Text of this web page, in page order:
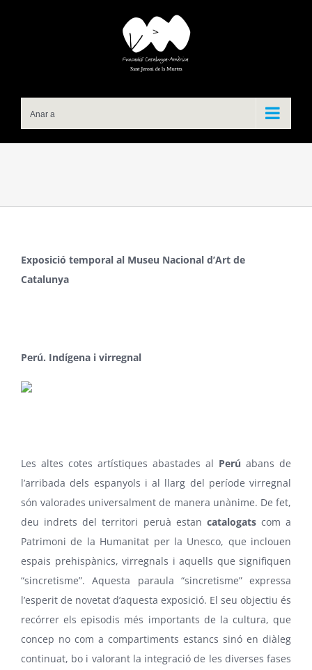
Anar a
Exposició temporal al Museu Nacional d’Art de
Catalunya
Perú. Indígena i virregnal
Les altes cotes artístiques abastades al Perú abans de
l’arribada dels espanyols i al llarg del període virregnal
són valorades universalment de manera unànime. De fet,
deu indrets del territori peruà estan catalogatscom a
Patrimoni de la Humanitat per la Unesco, que inclouen
espais prehispànics, virregnals i aquells que signifiquen
“sincretisme”. Aquesta paraula “sincretisme” expressa
l’esperit de novetat d’aquesta exposició. El seu objectiu és
recórrer els episodis més importants de la cultura, que
concep no com a compartiments estancs sinó en diàleg
continuat, bo i valorant la integració de les diverses fases